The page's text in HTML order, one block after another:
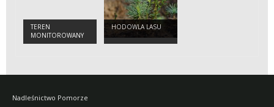
TEREN
MONITOROWANY
HODOWLA LASU
Nadleśnictwo Pomorze